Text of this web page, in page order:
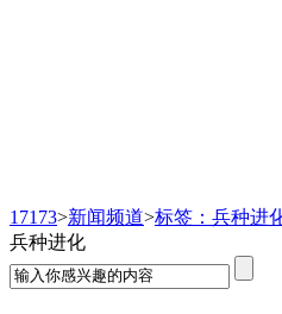
17173>新闻频道>标签：兵种进
兵种进化